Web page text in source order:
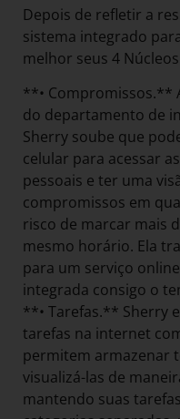
Depois de refletir a
sistema integrado
melhor seus 4
**• Compromissos.**
do departamento de
Sherry soube que
celular para acessar
pessoais e ter uma
compromissos em
risco de marcar mais
mesmo horário. Ela
para um serviço
integrada consigo o
**• Tarefas.** Sherry
tarefas na internet
permitem armazenar
visualizá-las de
mantendo suas